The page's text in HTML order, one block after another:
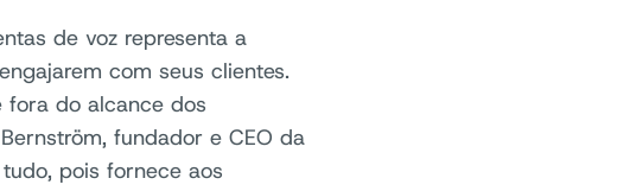
de voz representa a
com seus clientes.
fora do alcance dos
fundador e CEO da
pois fornece aos